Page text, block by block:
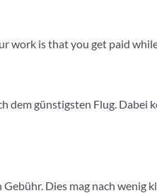
work is that you get paid
dem günstigsten Flug. Dabei
Dies mag nach wenig